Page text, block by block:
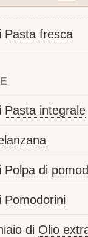
Pasta fresca
Pasta integrale
Polpa di
Pomodorini
di Olio